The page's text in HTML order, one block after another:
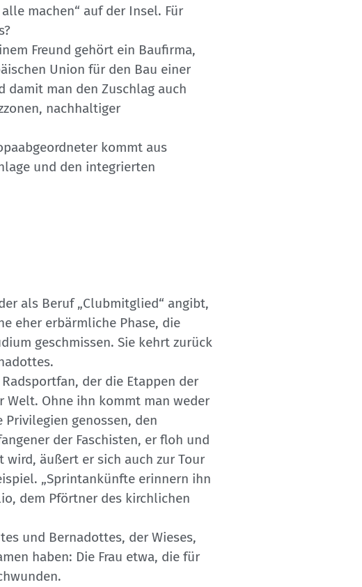
machen“ auf der Insel. Für
Freund gehört ein Baufirma,
Union für den Bau einer
damit man den Zuschlag auch
nachhaltiger
kommt aus
und den integrierten
als Beruf „Clubmitglied“ angibt,
eher erbärmliche Phase, die
geschmissen. Sie kehrt zurück
der die Etappen der
Welt. Ohne ihn kommt man weder
genossen, den
der Faschisten, er floh und
wird, äußert er sich auch zur Tour
„Sprintankünfte erinnern ihn
dem Pförtner des kirchlichen
und Bernadottes, der Wieses,
haben: Die Frau etwa, die für